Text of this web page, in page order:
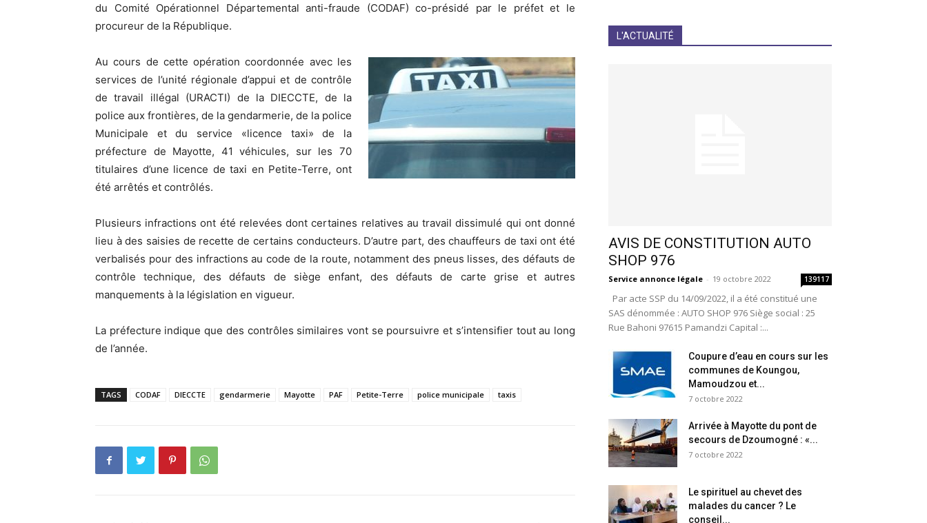
du Comité Opérationnel Départemental anti-fraude (CODAF) co-présidé par le préfet et le
procureur de la République.
Au cours de cette opération coordonnée avec les
services de l’unité régionale d’appui et de contrôle
de travail illégal (URACTI) de la DIECCTE, de la
police aux frontières, de la gendarmerie, de la police
Municipale et du service «licence taxi» de la
préfecture de Mayotte, 41 véhicules, sur les 70
titulaires d’une licence de taxi en Petite-Terre, ont
été arrêtés et contrôlés.
Plusieurs infractions ont été relevées dont certaines relatives au travail dissimulé qui ont donné
lieu à des saisies de recette de certains conducteurs. D’autre part, des chauffeurs de taxi ont été
verbalisés pour des infractions au code de la route, notamment des pneus lisses, des défauts de
contrôle technique, des défauts de siège enfant, des défauts de carte grise et autres
manquements à la législation en vigueur.
La préfecture indique que des contrôles similaires vont se poursuivre et s’intensifier tout au long
de l’année.
TAGS CODAF DIECCTE gendarmerie Mayotte PAF Petite-Terre police municipale taxis
L'ACTUALITÉ
AVIS DE CONSTITUTION AUTO
SHOP 976
Service annonce légale - 19 octobre 2022 139117
Par acte SSP du 14/09/2022, il a été constitué une
SAS dénommée : AUTO SHOP 976 Siège social : 25
Rue Bahoni 97615 Pamandzi Capital :...
Coupure d’eau en cours sur les
communes de Koungou,
Mamoudzou et...
7 octobre 2022
Arrivée à Mayotte du pont de
secours de Dzoumogné : «...
7 octobre 2022
Le spirituel au chevet des
malades du cancer ? Le
conseil...